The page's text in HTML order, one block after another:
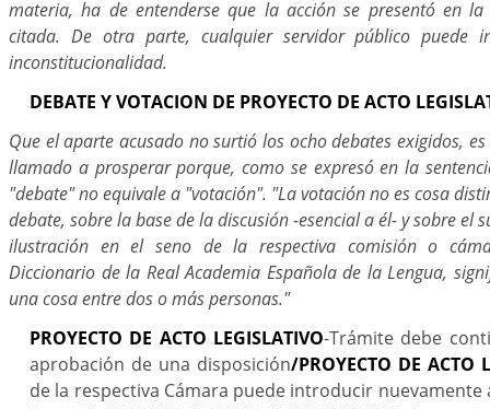
materia, ha de entenderse que la acción se presentó en
citada. De otra parte, cualquier servidor público puede
inconstitucionalidad.
DEBATE Y VOTACION DE PROYECTO DE ACTO
Que el aparte acusado no surtió los ocho debates exigidos,
llamado a prosperar porque, como se expresó en la
"debate" no equivale a "votación". "La votación no es cosa
debate, sobre la base de la discusión -esencial a él- y sobre el
ilustración en el seno de la respectiva comisión o
Diccionario de la Real Academia Española de la Lengua,
una cosa entre dos o más personas."
PROYECTO DE ACTO LEGISLATIVO-Trámite debe
aprobación de una disposición/PROYECTO DE ACTO
de la respectiva Cámara puede introducir